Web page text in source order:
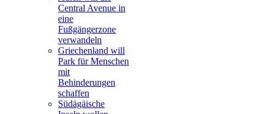
Central Avenue in
eine
Fußgängerzone
verwandeln
Griechenland will
Park für Menschen
mit
Behinderungen
schaffen
Südägäische